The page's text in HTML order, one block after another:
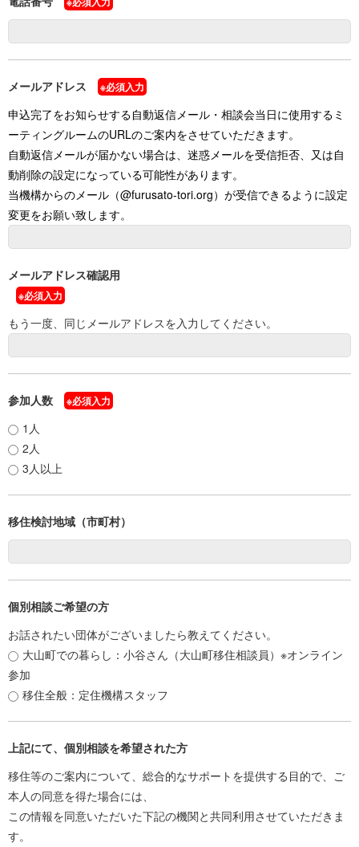
メールアドレス ※必須入力
申込完了をお知らせする自動返信メール・相談会当日に使用するミ
ーティングルームのURLのご案内をさせていただきます。
自動返信メールが届かない場合は、迷惑メールを受信拒否、又は自
動削除の設定になっている可能性があります。
当機構からのメール（@furusato-tori.org）が受信できるように設定
変更をお願い致します。
メールアドレス確認用
※必須入力
もう一度、同じメールアドレスを入力してください。
参加人数 ※必須入力
1人
2人
3人以上
移住検討地域（市町村）
個別相談ご希望の方
お話されたい団体がございましたら教えてください。
大山町での暮らし：小谷さん（大山町移住相談員）※オンライン
参加
移住全般：定住機構スタッフ
上記にて、個別相談を希望された方
移住等のご案内について、総合的なサポートを提供する目的で、ご
本人の同意を得た場合には、
この情報を同意いただいた下記の機関と共同利用させていただきま
す。